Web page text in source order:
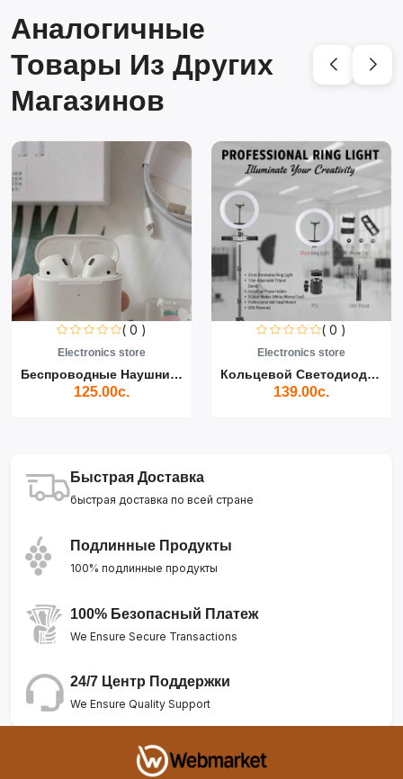
Аналогичные
Товары Из Других
Магазинов
( 0 )
Electronics store
Беспроводные Наушники Air...
125.00с.
( 0 )
Electronics store
Кольцевой Светодиодный Св...
139.00с.
Быстрая Доставка
быстрая доставка по всей стране
Подлинные Продукты
100% подлинные продукты
100% Безопасный Платеж
We Ensure Secure Transactions
24/7 Центр Поддержки
We Ensure Quality Support